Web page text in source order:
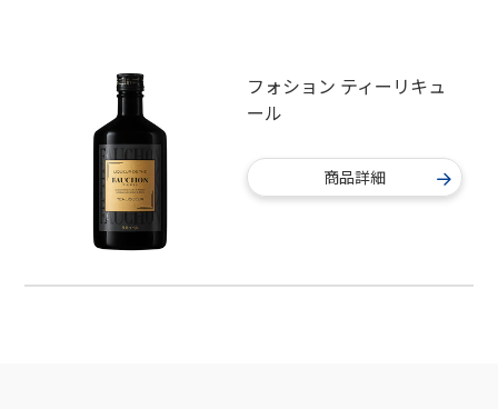
フォション ティーリキュ
ール
商品詳細